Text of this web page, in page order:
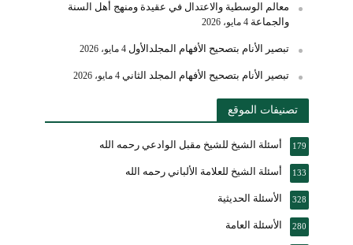
معالم الوسطية والاعتدال في عقيدة ومنهج أهل السنة
والجماعة 4 مايو، 2026
تبصير الأنام بتصحيح الأفهام المجلدالأول 4 مايو، 2026
تبصير الأنام بتصحيح الأفهام المجلد الثاني 4 مايو، 2026
تصنيفات الموقع
أسئلة الشيخ للشيخ مقبل الوادعي رحمه الله 179
أسئلة الشيخ للعلامة الألباني رحمه الله 133
الأسئلة الحديثية 328
الأسئلة العامة 280